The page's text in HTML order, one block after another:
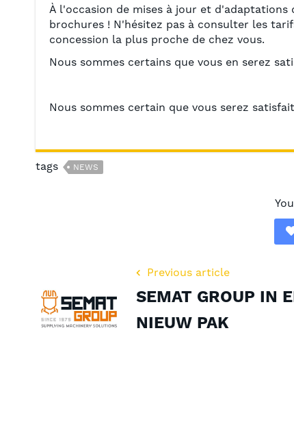
À l'occasion de mises à jour et
brochures ! N'hésitez pas à consulter les
concession la plus proche de chez vous.
Nous sommes certains que vous en serez
Nous sommes certain que vous serez
tags NEWS
Previous article
SEMAT GROUP IN
NIEUW PAK